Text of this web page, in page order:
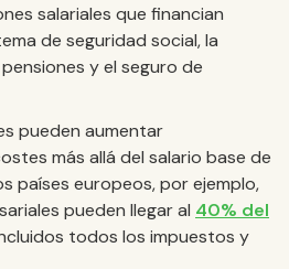
salariales que financian
de seguridad social, la
y el seguro de
pueden aumentar
más allá del salario base de
países europeos, por ejemplo,
pueden llegar al 40% del
todos los impuestos y